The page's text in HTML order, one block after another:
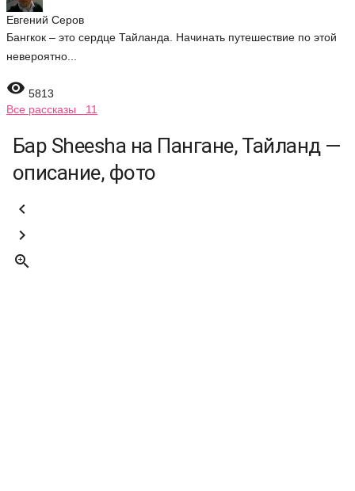
Евгений Серов
Бангкок – это сердце Тайланда. Начинать путешествие по этой
невероятно...
 5813
Все рассказы 11
Бар Sheesha на Пангане, Тайланд —
описание, фото


